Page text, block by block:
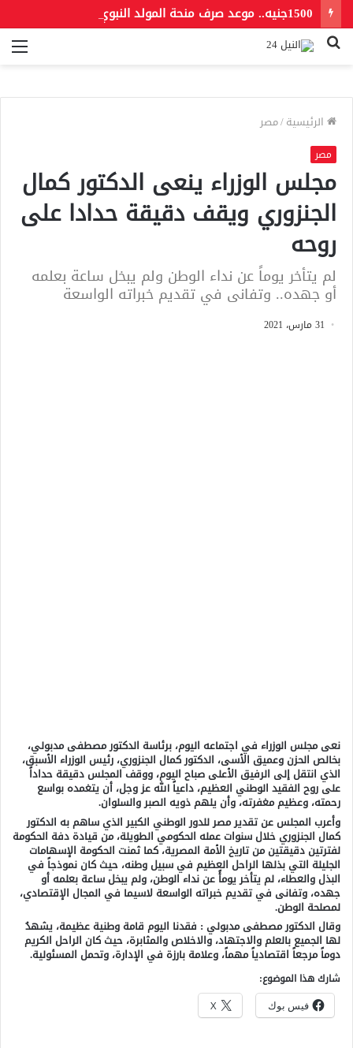
بحث
الرئيسية/مصر
مصر
مجلس الوزراء ينعى الدكتور كمال
الجنزوري ويقف دقيقة حدادا على
روحه
لم يتأخر يوماً عن نداء الوطن ولم يبخل ساعة بعلمه
أو جهده.. وتفانى في تقديم خبراته الواسعة
31 مارس، 2021
نعى مجلس الوزراء في اجتماعه اليوم، برئاسة الدكتور مصطفى مدبولي،
بخالص الحزن وعميق الأسى، الدكتور كمال الجنزوري، رئيس الوزراء الأسبق،
الذي انتقل إلى الرفيق الأعلى صباح اليوم، ووقف المجلس دقيقة حداداً
على روح الفقيد الوطني العظيم، داعياً الله عز وجل، أن يتغمده بواسع
رحمته، وعظيم مغفرته، وأن يلهم ذويه الصبر والسلوان.
وأعرب المجلس عن تقدير مصر للدور الوطني الكبير الذي ساهم به الدكتور
كمال الجنزوري خلال سنوات عمله الحكومي الطويلة، من قيادة دفة الحكومة
لفترتين دقيقتين من تاريخ الأمة المصرية، كما ثمنت الحكومة الإسهامات
الجليلة التي بذلها الراحل العظيم في سبيل وطنه، حيث كان نموذجاً في
البذل والعطاء، لم يتأخر يومأً عن نداء الوطن، ولم يبخل ساعة بعلمه أو
جهده، وتفانى في تقديم خبراته الواسعة لاسيما في المجال الإقتصادي،
لمصلحة الوطن.
وقال الدكتور مصطفى مدبولي : فقدنا اليوم قامة وطنية عظيمة، يشهدُ
لها الجميع بالعلم والاجتهاد، والاخلاص والمثابرة، حيث كان الراحل الكريم
دوماً مرجعاً اقتصادياً مهماً، وعلامة بارزة في الإدارة، وتحمل المسئولية.
شارك هذا الموضوع:
فيس بوك X